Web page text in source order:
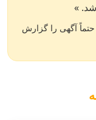
آگهی را گزارش